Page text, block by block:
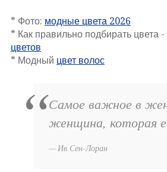
* Фото: модные цвета 2026
* Как правильно подбирать цвета -
цветов
* Модный цвет волос
Самое важное в
женщина, которая
Ив Сен-Лоран